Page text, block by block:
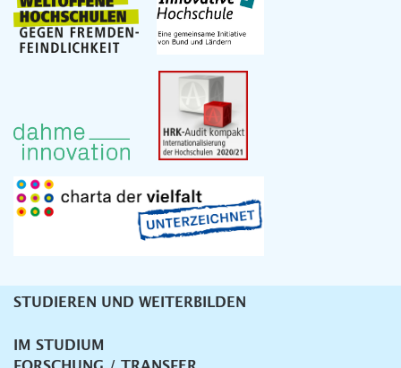
Unternavigation
STUDIEREN UND WEITERBILDEN
IM STUDIUM